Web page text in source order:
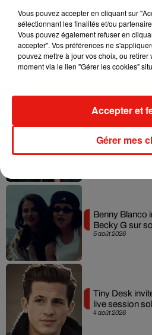
Tayc et Didi B
dansant de
7 août 2026
Angèle et
collaboration
5 août 2026
Benny Blanco
Becky G sur
4 août 2026
Tiny Desk
live session
Vous pouvez accepter en cliquant sur
sélectionnant les finalités et/ou
Vous pouvez également refuser en
accepter". Vos préférences ne
pouvez mettre à jour vos choix, ou retirer
moment via le lien "Gérer les cookies"
Gérer mes
Accepter et